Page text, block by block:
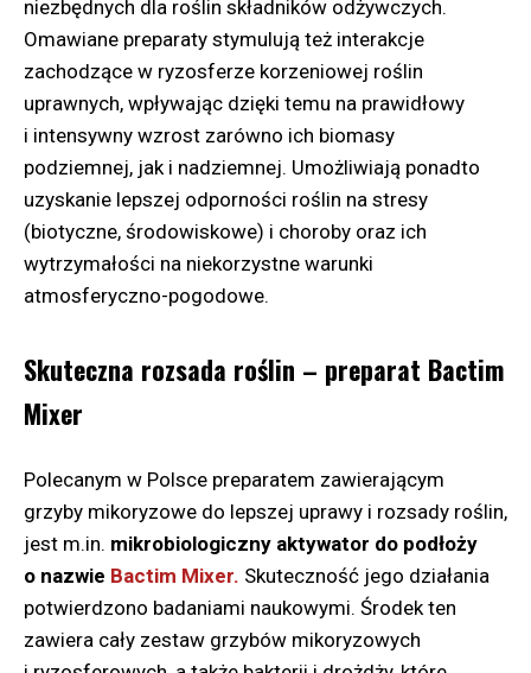
niezbędnych dla roślin składników odżywczych.
Omawiane preparaty stymulują też interakcje
zachodzące w ryzosferze korzeniowej roślin
uprawnych, wpływając dzięki temu na prawidłowy
i intensywny wzrost zarówno ich biomasy
podziemnej, jak i nadziemnej. Umożliwiają ponadto
uzyskanie lepszej odporności roślin na stresy
(biotyczne, środowiskowe) i choroby oraz ich
wytrzymałości na niekorzystne warunki
atmosferyczno-pogodowe.
Skuteczna rozsada roślin – preparat Bactim
Mixer
Polecanym w Polsce preparatem zawierającym
grzyby mikoryzowe do lepszej uprawy i rozsady roślin,
jest m.in. mikrobiologiczny aktywator do podłoży
o nazwie Bactim Mixer. Skuteczność jego działania
potwierdzono badaniami naukowymi. Środek ten
zawiera cały zestaw grzybów mikoryzowych